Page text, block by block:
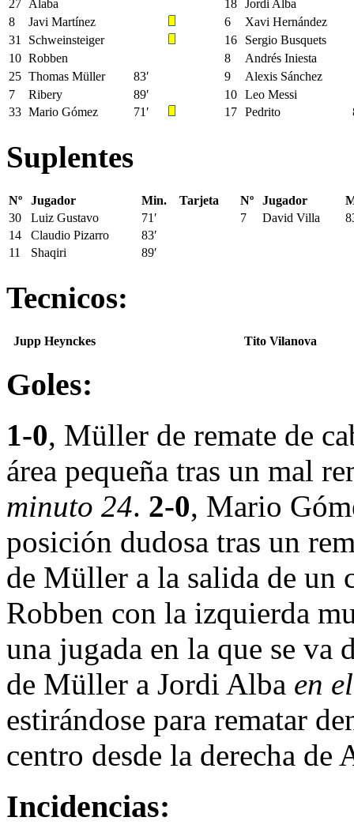
27 Alaba 18 Jordi Alba
8
Javi Martínez 6
Xavi Hernández
31
Schweinsteiger 16
Sergio Busquets
10 Robben 8
Andrés Iniesta
25 Thomas Müller 83′ 9
Alexis Sánchez
7
Ribery 89′ 10 Leo Messi
33 Mario Gómez 71′ 17 Pedrito
Suplentes
Nº Jugador Min. Tarjeta Nº Jugador
30
Luiz Gustavo 71′ 7 David Villa
14
Claudio Pizarro
83′
11
Shaqiri 89′
Tecnicos:
Jupp Heynckes Tito Vilanova
Goles:
1-0, Müller de remate de
área pequeña tras un mal
minuto 24. 2-0, Mario
posición dudosa tras un
de Müller a la salida de un
Robben con la izquierda
una jugada en la que se va
de Müller a Jordi Alba en
estirándose para rematar
centro desde la derecha de
Incidencias: